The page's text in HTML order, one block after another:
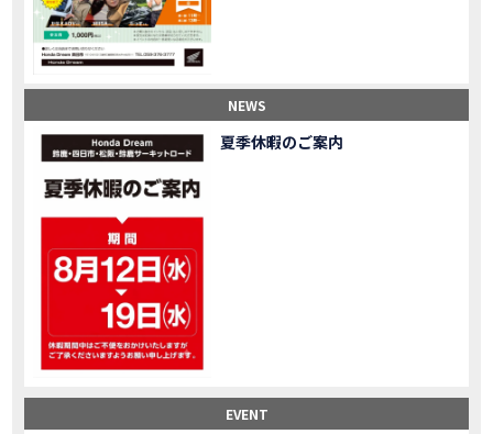
MOVIE 【バイク女子】この動画を見たらイライラするかもしれません。ごめんなさい。
MOVIE 【バイク用ドラレコ】センサーで感知！駐車場でバイクの周りを…
おめでたい人生初バイク納車！スタッフがまさかの対応…
【激カワ女子登場】バイク女子はツーリング中も〇〇が大好き♡
MOVIE 正統派NC750X！大型二輪教習から10年目の素直な感想|Honda NC750X DCT【バイク女子ツーリング】
MOVIE 女が乗るバイクじゃない？低身長女が検証します
MOVIE 【福井1泊ツーリング】バイク女子、仲悪いって本当？
MOVIE 大型ツアラー！Gold Wing Tour 50th ANNIVWRSARYは女性ライダーでもツーリングを楽しめるのか検証してみた｜Honda ゴールドウイング
MOVIE 【Monkey125】初めてモンキー！意外な◯◯へ行って来た【三重ホンダヒート】
NEW BIKE 大型ツアラー「Gold Wing Tour」と特別仕様の 「Gold Wing Tour 50th ANNIVERSARY」を 受注期間限定で発売
【三重県】女性ライダーツーリングを満喫しました｜CB1000HORNET CB750HORNET CB650R E-Clutch
MOVIE 【女子ツーの実態】恥ずかしいけど、暴露しました。
MOVIE オイル交換に行ったつもりが…まさかの大出費！？
「CRF250L」「CRF250L＜s＞」のカラーリング設定と 仕様を一部変更し発売
NEWS
夏季休暇のご案内
EVENT